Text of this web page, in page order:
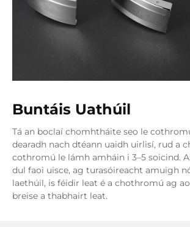
Buntáis Uathúil
Tá an boclaí chomhtháite seo le
dearadh nach dtéann uaidh uirlisí, rud a
cothromú le lámh amháin i 3–5 soicind.
dul faoi uisce, ag turasóireacht amuigh
laethúil, is féidir leat é a chothromú ag
breise a thabhairt leat.